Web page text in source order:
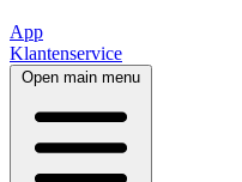
App
Klantenservice
Open main menu